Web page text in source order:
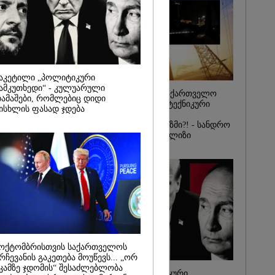
მათ
არ
- ქეთა
რატომ ჩაბნელდა საქართველო
მესამედ: საბოტაჟი, ტექნიკური
არაპროფესიონალიზმი?! - სანდრო
თვალჭრელიძის ანალიზი
„პოლიტიკური
- კულუარული
რომლებიც დიდი
ფასად ჯდება
საქართველოს
გაკეთება მოუწევს... „ორ
ჯდომის“ შესაძლებლობა